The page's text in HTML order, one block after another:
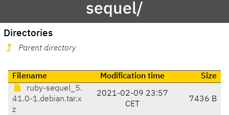
sequel/
Directories
Parent directory
Filename Modification time
Size
ruby-sequel_5.
41.0-1.debian.tar.x
z
2021-02-09 23:57
CET
7436 B